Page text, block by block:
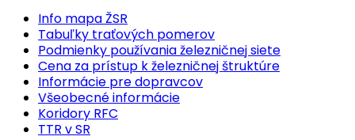
Info mapa ŽSR
Tabuľky traťových pomerov
Podmienky používania železničnej siete
Cena za prístup k železničnej štruktúre
Informácie pre dopravcov
Všeobecné informácie
Koridory RFC
TTR v SR